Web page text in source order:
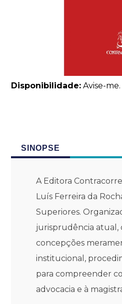
Disponibilidade: Avise-me.
SINOPSE
A Editora
Luís Ferreira da
Superiores.
jurisprudência atual,
concepções
institucional,
para compreender
advocacia e à